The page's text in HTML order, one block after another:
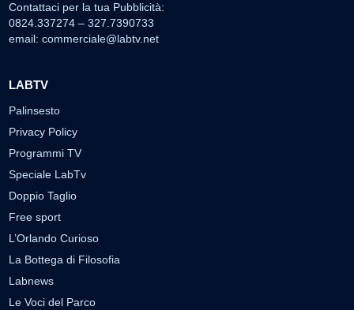
Contattaci per la tua Pubblicità:
0824.337274 – 327.7390733
email: commerciale@labtv.net
LABTV
Palinsesto
Privacy Policy
Programmi TV
Speciale LabTv
Doppio Taglio
Free sport
L’Orlando Curioso
La Bottega di Filosofia
Labnews
Le Voci del Parco